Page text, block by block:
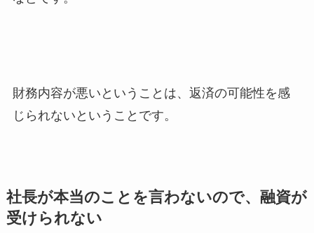
財務内容が悪いということは、返済の可能性を感
じられないということです。
社長が本当のことを言わないので、融資が
受けられない